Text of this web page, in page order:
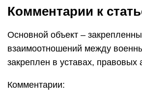
Комментарии к
Основной объект –
взаимоотношений между
закреплен в уставах, правовых
Комментарии: